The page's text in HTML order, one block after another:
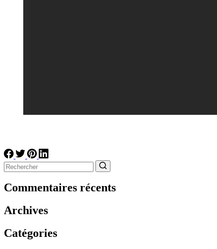
résultat
Commentaires récents
Archives
Catégories